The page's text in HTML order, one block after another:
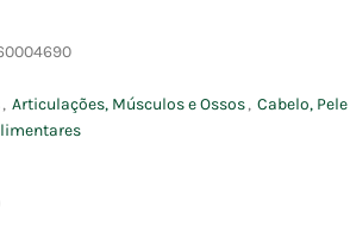
, Articulações, Músculos e Ossos, Cabelo, Pele